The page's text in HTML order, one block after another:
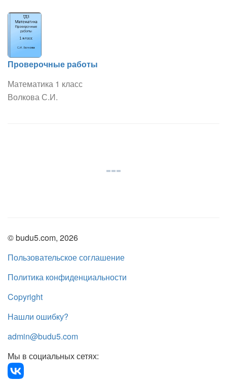
Проверочные работы
Математика 1 класс
Волкова С.И.
© budu5.com, 2026
Пользовательское соглашение
Политика конфиденциальности
Copyright
Нашли ошибку?
admin@budu5.com
Мы в социальных сетях: